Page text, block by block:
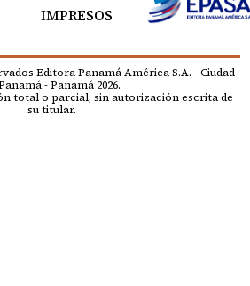
IMPRESOS
Editora Panamá América S.A. - Ciudad
- Panamá 2026.
total o parcial, sin autorización escrita de
su titular.